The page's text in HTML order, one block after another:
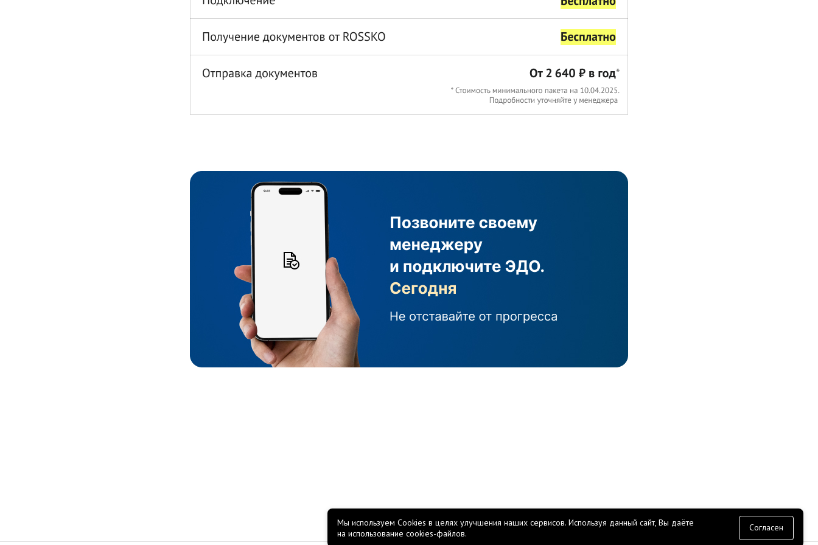
Мы используем Cookies в целях улучшения наших сервисов. Используя данный сайт, Вы даёте
на использование cookies-файлов.
Согласен